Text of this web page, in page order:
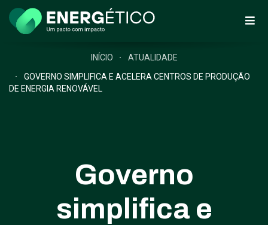
INÍCIO
ATUALIDADE
GOVERNO SIMPLIFICA E ACELERA CENTROS DE PRODUÇÃO
DE ENERGIA RENOVÁVEL
Governo
simplifica e